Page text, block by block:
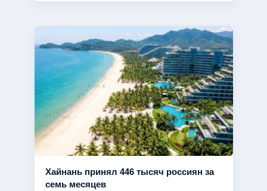
Хайнань принял 446 тысяч россиян за
семь месяцев